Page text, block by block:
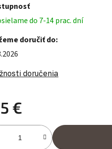
do 7-14 prac. dní
doručiť do:
doručenia
€
cena: